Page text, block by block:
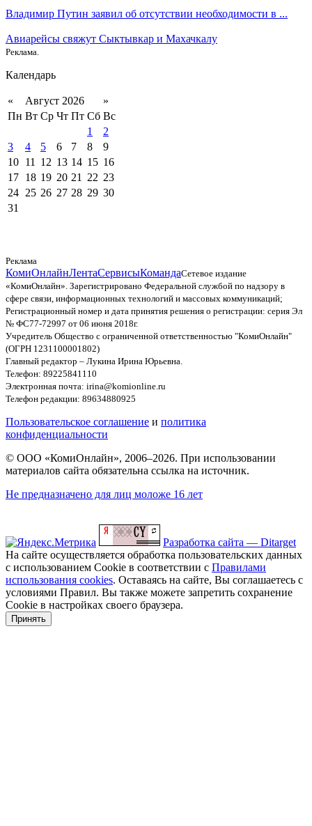
Владимир Путин заявил об отсутствии необходимости в ...
Авиарейсы свяжут Сыктывкар и Махачкалу
Реклама.
Календарь
« Август 2026
»
Пн Вт Ср Чт Пт Сб Вс
1
2
3
4 5 6 7 8
9
10 11 12 13 14 15 16
17 18 19 20 21 22 23
24 25 26 27 28 29 30
31
Реклама
КомиОнлайнЛентаСервисыКомандаСетевое издание
«КомиОнлайн». Зарегистрировано Федеральной службой по надзору в
сфере связи, информационных технологий и массовых коммуникаций;
Регистрационный номер и дата принятия решения о регистрации: серия Эл
№ ФС77-72997 от 06 июня 2018г.
Учредитель Общество с ограниченной ответственностью "КомиОнлайн"
(ОГРН 1231100001802)
Главный редактор – Лукина Ирина Юрьевна.
Телефон: 89225841110
Электронная почта: irina@komionline.ru
Телефон редакции: 89634880925
Пользовательское соглашение и политика
конфиденциальности
© ООО «КомиОнлайн», 2006–2026. При использовании
материалов сайта обязательна ссылка на источник.
Не предназначено для лиц моложе 16 лет
Разработка сайта — Ditarget
На сайте осуществляется обработка пользовательских данных
с использованием Cookie в соответствии с Правилами
использования cookies. Оставаясь на сайте, Вы соглашаетесь с
условиями Правил. Вы также можете запретить сохранение
Cookie в настройках своего браузера.
Принять